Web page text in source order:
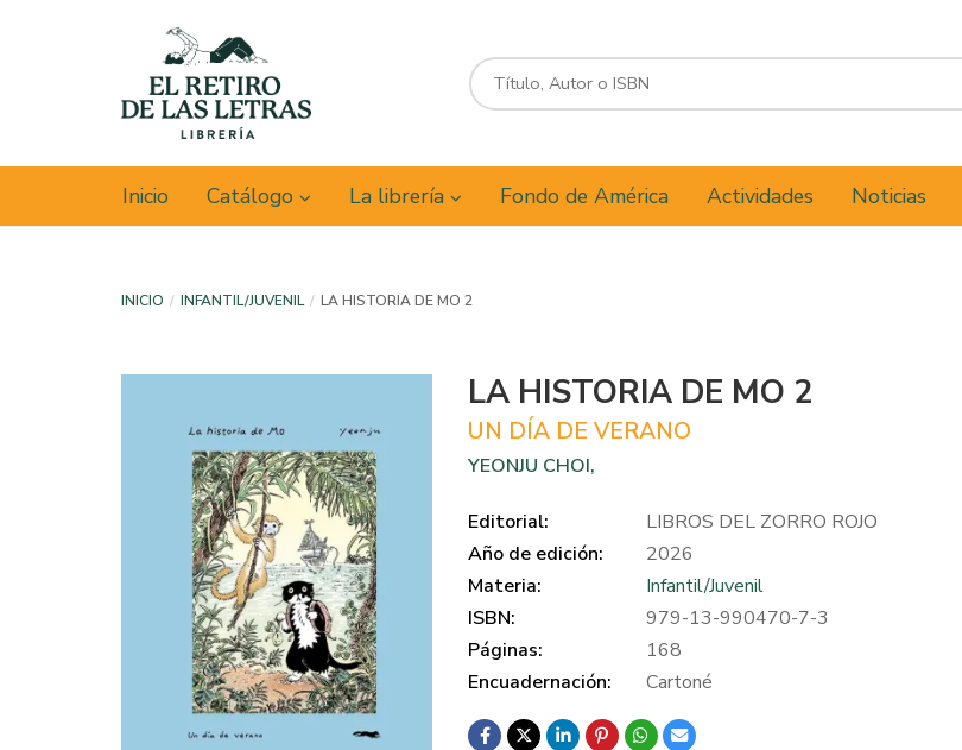
Inicio Catálogo La librería Fondo de América Actividades Noticias
INICIO INFANTIL/JUVENIL LA HISTORIA DE MO 2
LA HISTORIA DE MO 2
UN DÍA DE VERANO
YEONJU CHOI,
Editorial:
LIBROS DEL ZORRO ROJO
Año de edición:
2026
Materia:
Infantil/Juvenil
ISBN:
979-13-990470-7-3
Páginas:
168
Encuadernación:
Cartoné